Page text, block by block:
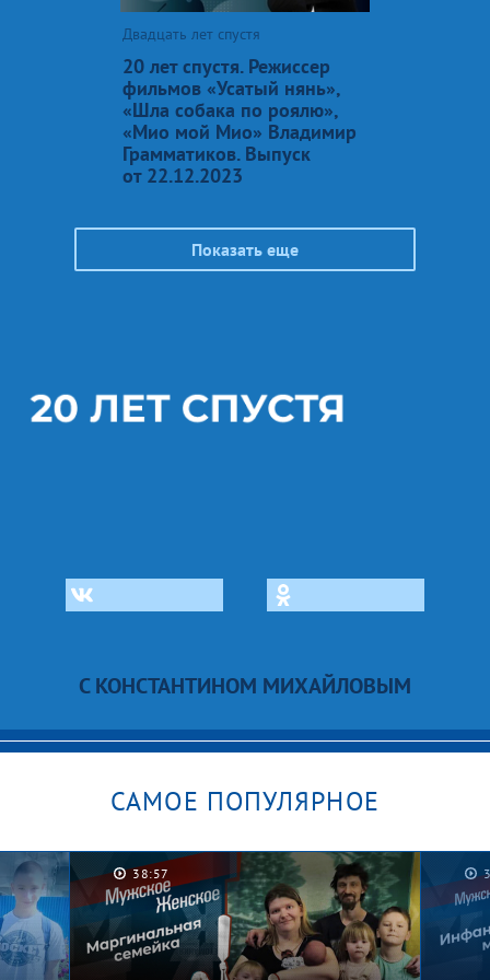
Двадцать лет спустя
20 лет спустя. Режиссер
фильмов «Усатый нянь»,
«Шла собака по роялю»,
«Мио мой Мио» Владимир
Грамматиков. Выпуск
от 22.12.2023
Показать еще
С КОНСТАНТИНОМ МИХАЙЛОВЫМ
САМОЕ ПОПУЛЯРНОЕ
38:57